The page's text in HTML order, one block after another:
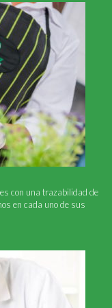
con una trazabilidad de
en cada uno de sus